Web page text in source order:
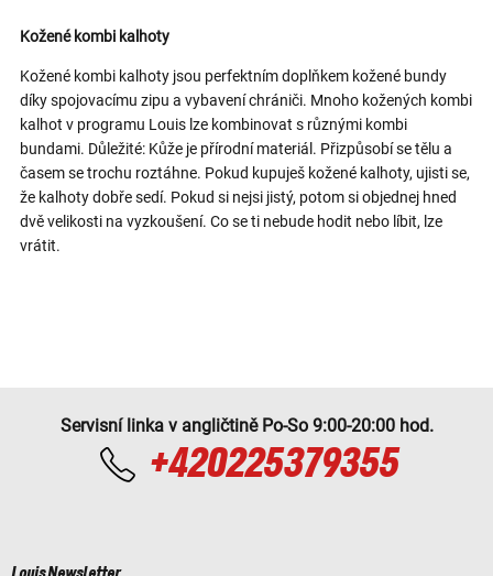
Kožené kombi kalhoty
Kožené kombi kalhoty jsou perfektním doplňkem kožené bundy
díky spojovacímu zipu a vybavení chrániči. Mnoho kožených kombi
kalhot v programu Louis lze kombinovat s různými kombi
bundami. Důležité: Kůže je přírodní materiál. Přizpůsobí se tělu a
časem se trochu roztáhne. Pokud kupuješ kožené kalhoty, ujisti se,
že kalhoty dobře sedí. Pokud si nejsi jistý, potom si objednej hned
dvě velikosti na vyzkoušení. Co se ti nebude hodit nebo líbit, lze
vrátit.
Servisní linka v angličtině Po-So 9:00-20:00 hod.
+420225379355